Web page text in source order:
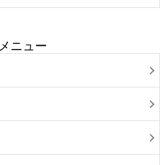
メニュー